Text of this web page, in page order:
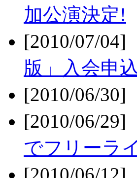
加公演決定!
[2010/07/04]
版」入会申
[2010/06/30]
[2010/06/29]
でフリーラ